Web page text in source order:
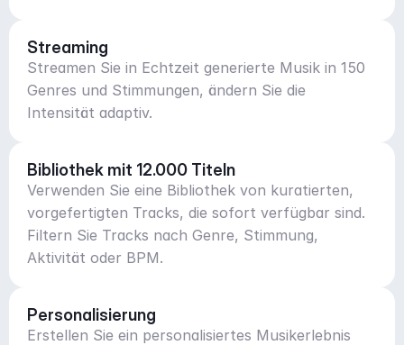
Streaming
Streamen Sie in Echtzeit generierte Musik in 150
Genres und Stimmungen, ändern Sie die
Intensität adaptiv.
Bibliothek mit 12.000 Titeln
Verwenden Sie eine Bibliothek von kuratierten,
vorgefertigten Tracks, die sofort verfügbar sind.
Filtern Sie Tracks nach Genre, Stimmung,
Aktivität oder BPM.
Personalisierung
Erstellen Sie ein personalisiertes Musikerlebnis